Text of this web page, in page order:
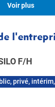
Voir plus
F/H
privé,